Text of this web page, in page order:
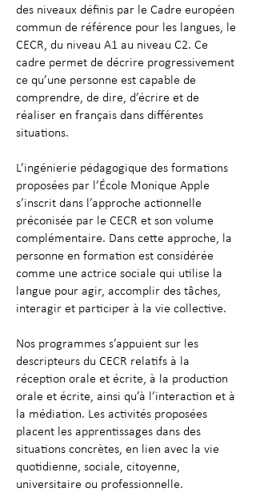
des niveaux définis par le Cadre européen
commun de référence pour les langues, le
CECR, du niveau A1 au niveau C2. Ce
cadre permet de décrire progressivement
ce qu’une personne est capable de
comprendre, de dire, d’écrire et de
réaliser en français dans différentes
situations.
L’ingénierie pédagogique des formations
proposées par l’École Monique Apple
s’inscrit dans l’approche actionnelle
préconisée par le CECR et son volume
complémentaire. Dans cette approche, la
personne en formation est considérée
comme une actrice sociale qui utilise la
langue pour agir, accomplir des tâches,
interagir et participer à la vie collective.
Nos programmes s’appuient sur les
descripteurs du CECR relatifs à la
réception orale et écrite, à la production
orale et écrite, ainsi qu’à l’interaction et à
la médiation. Les activités proposées
placent les apprentissages dans des
situations concrètes, en lien avec la vie
quotidienne, sociale, citoyenne,
universitaire ou professionnelle.